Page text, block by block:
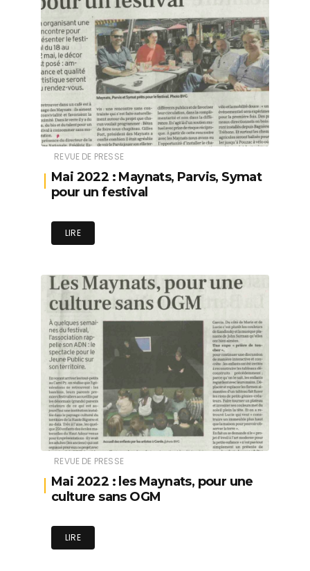
REVUE DE PRESSE
Mai 2022 : Maynats, Parvis, Symat
pour un festival
LIRE
REVUE DE PRESSE
Mai 2022 : les Maynats, pour une
culture sans OGM
LIRE